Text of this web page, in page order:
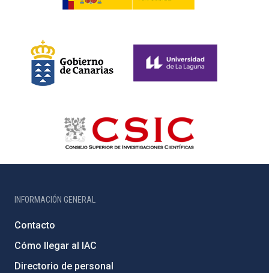
INFORMACIÓN GENERAL
Contacto
Cómo llegar al IAC
Directorio de personal